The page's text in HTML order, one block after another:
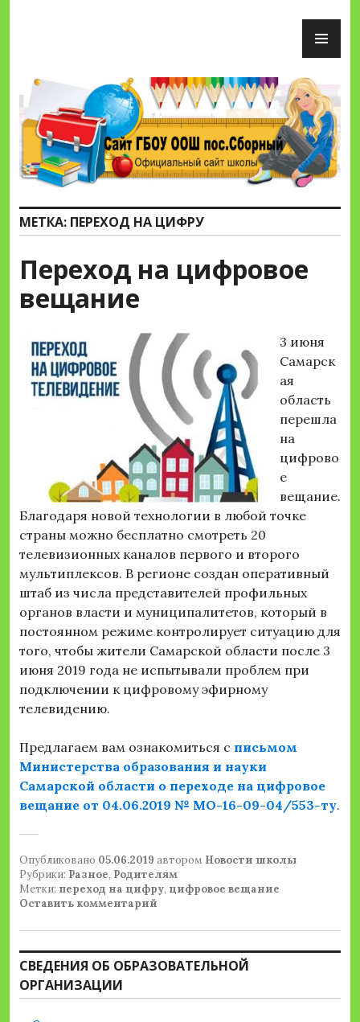
Сайт ГБОУ ООШ пос.Сборный
МЕТКА: ПЕРЕХОД НА ЦИФРУ
Переход на цифровое
вещание
3 июня
Самарск
ая
область
перешла
на
цифрово
е
вещание.
Благодаря новой технологии в любой точке
страны можно бесплатно смотреть 20
телевизионных каналов первого и второго
мультиплексов. В регионе создан оперативный
штаб из числа представителей профильных
органов власти и муниципалитетов, который в
постоянном режиме контролирует ситуацию для
того, чтобы жители Самарской области после 3
июня 2019 года не испытывали проблем при
подключении к цифровому эфирному
телевидению.
Предлагаем вам ознакомиться с письмом
Министерства образования и науки
Самарской области о переходе на цифровое
вещание от 04.06.2019 № МО-16-09-04/553-ту.
Опубликовано 05.06.2019 автором Новости школы
Рубрики: Разное, Родителям
Метки: переход на цифру, цифровое вещание
Оставить комментарий
СВЕДЕНИЯ ОБ ОБРАЗОВАТЕЛЬНОЙ
ОРГАНИЗАЦИИ